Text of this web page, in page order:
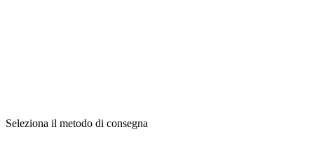
Seleziona il metodo di consegna